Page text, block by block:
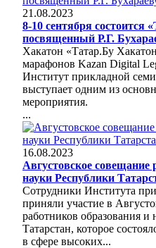
21.08.2023
8-10 сентября состоится
посвященный Р.Г.
Хакатон «Татар.Бу
марафонов Kazan Digital
Институт прикладной
выступает одним из
мероприятия.
...
16.08.2023
Августовское совещание
науки Республики
Сотрудники Института
приняли участие в
работников образования и
Татарстан, которое
в сфере высоких...